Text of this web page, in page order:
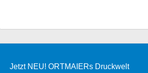
Jetzt NEU! ORTMAIERs Druckwelt